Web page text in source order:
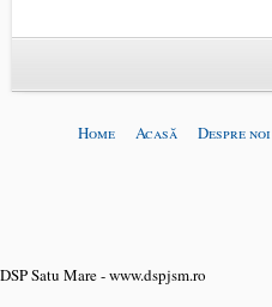
Home Acasă Despre noi
DSP Satu Mare - www.dspjsm.ro